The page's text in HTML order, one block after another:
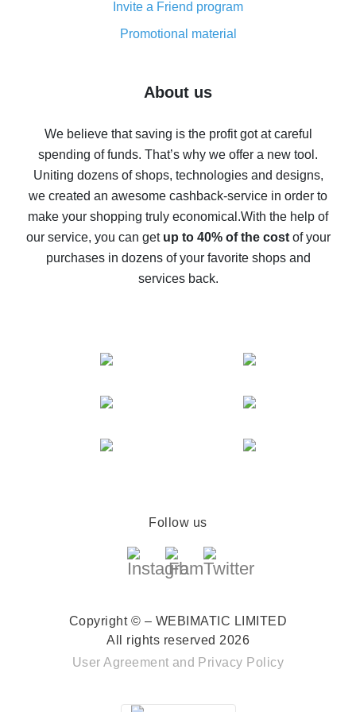
8% cash back on AliExpress - saving real money is a
real thing
Five ways to get the most cash back on AliExpress
back
10% cash back on AliExpress - the impossible is
possible
The best cash back on AliExpress - how to find it
The best cash back service for AliExpress - let's
compare offers
Invite a Friend program
Promotional material
About us
We believe that saving is the profit got at careful
spending of funds. That’s why we offer a new tool.
Uniting dozens of shops, technologies and designs,
we created an awesome cashback-service in order to
make your shopping truly economical.With the help of
our service, you can get up to 40% of the costof your
purchases in dozens of your favorite shops and
services back.
Follow us
Copyright © – WEBIMATIC LIMITED
All rights reserved 2026
User Agreement and Privacy Policy